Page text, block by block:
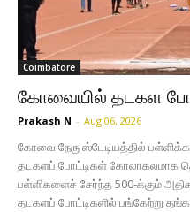
Coimbatore
கோவையில் தடகள
Prakash N - Aug 06, 2026
கோவை நேரு ஸ்டேடியத்தில்
தடகளப் போட்டிகள் கோலாகலமாக
பள்ளிகளைச் சேர்ந்த 500-க்கும்
தடகளப் போட்டிகளில் பங்கேற்று